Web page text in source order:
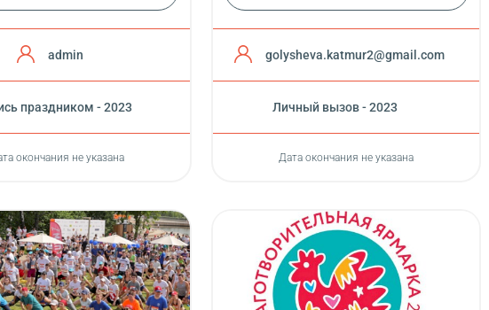
admin
праздником - 2023
окончания не указана
golysheva.katmur2@gmail.com
Личный вызов - 2023
Дата окончания не указана